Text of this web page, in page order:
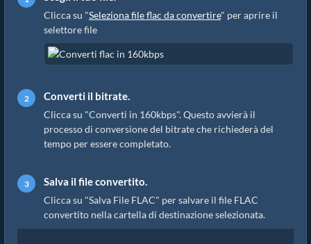
Clicca su "Seleziona file flac da convertire" per aprire il
selettore file
Converti il bitrate.
Clicca su "Converti in 160kbps". Questo avvierà il
processo di conversione del bitrate che richiederà del
tempo per essere completato.
Salva il file convertito.
Clicca su "Salva File FLAC" per salvare il file FLAC
convertito nella cartella di destinazione selezionata.